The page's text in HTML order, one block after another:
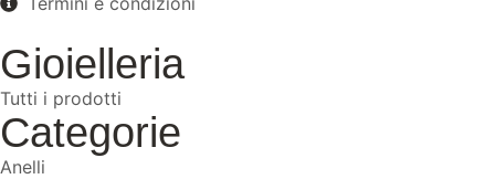
Gioielleria
Tutti i prodotti
Categorie
Anelli